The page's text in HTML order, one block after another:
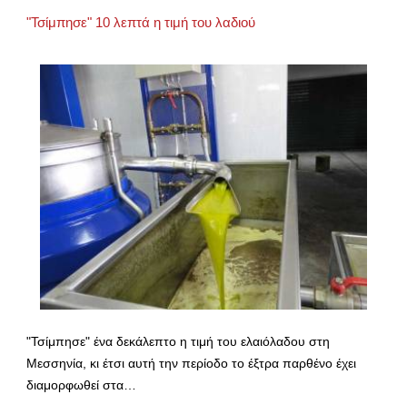
"Τσίμπησε" 10 λεπτά η τιμή του λαδιού
"Τσίμπησε" ένα δεκάλεπτο η τιμή του ελαιόλαδου στη
Μεσσηνία, κι έτσι αυτή την περίοδο το έξτρα παρθένο έχει
διαμορφωθεί στα…